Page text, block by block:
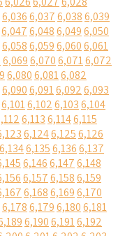
6,0366,0376,0386,039
6,0476,0486,0496,050
6,0586,0596,0606,061
6,0696,0706,0716,072
6,0806,0816,082
6,0906,0916,0926,093
6,1016,1026,1036,104
6,1136,1146,115
6,1246,1256,126
6,1346,1356,1366,137
6,1466,1476,148
6,1576,1586,159
6,1686,1696,170
6,1786,1796,1806,181
6,1906,1916,192